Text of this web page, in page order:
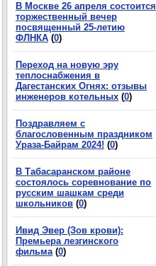
В Москве 26 апреля состоится
торжественный вечер
посвященный 25-летию
ФЛНКА (0)
Переход на новую эру
теплоснабжения в
Дагестанских Огнях: отзывы
инженеров котельных (0)
Поздравляем с
благословенным праздником
Ураза-Байрам 2024! (0)
В Табасаранском районе
состоялось соревнование по
русским шашкам среди
школьников (0)
Ивид Эвер (Зов крови):
Премьера лезгинского
фильма (0)